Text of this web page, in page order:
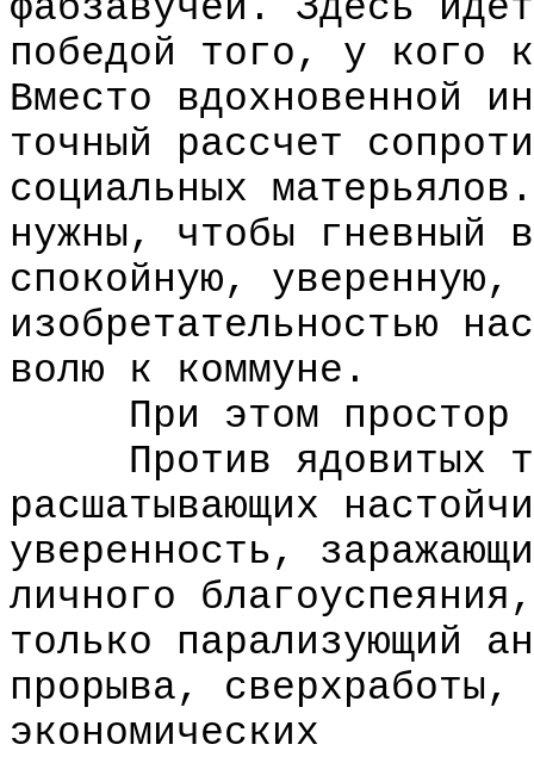
победой того, у кого
Вместо вдохновенной
точный рассчет
социальных
нужны, чтобы гневный
спокойную, уверенную,
изобретательностью
волю к коммуне.
При этом простор
Против ядовитых
расшатывающих
уверенность,
личного
только парализующий
прорыва, сверхработы,
экономических